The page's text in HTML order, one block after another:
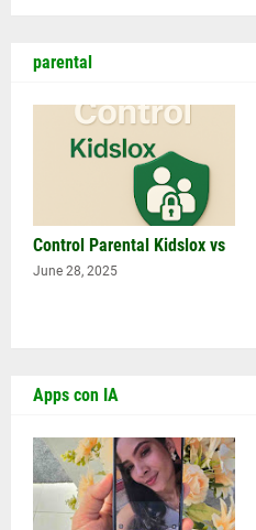
parental
Control Parental Kidslox vs
June 28, 2025
Apps con IA